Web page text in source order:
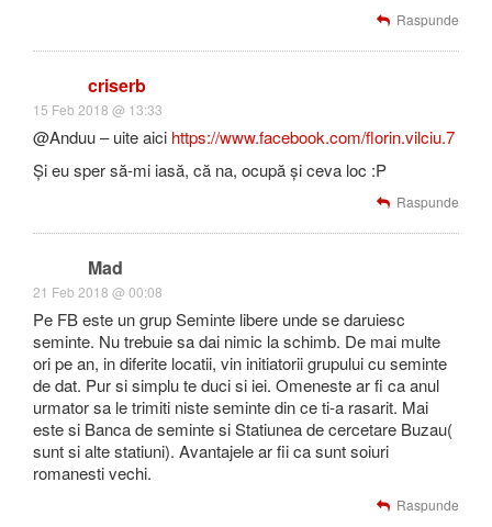
Raspunde
criserb
15 Feb 2018 @ 13:33
@Anduu – uite aici https://www.facebook.com/florin.vilciu.7
Și eu sper să-mi iasă, că na, ocupă și ceva loc :P
Raspunde
Mad
21 Feb 2018 @ 00:08
Pe FB este un grup Seminte libere unde se daruiesc
seminte. Nu trebuie sa dai nimic la schimb. De mai multe
ori pe an, in diferite locatii, vin initiatorii grupului cu seminte
de dat. Pur si simplu te duci si iei. Omeneste ar fi ca anul
urmator sa le trimiti niste seminte din ce ti-a rasarit. Mai
este si Banca de seminte si Statiunea de cercetare Buzau(
sunt si alte statiuni). Avantajele ar fii ca sunt soiuri
romanesti vechi.
Raspunde